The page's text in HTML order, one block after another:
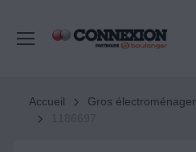
Accueil Gros électroménager